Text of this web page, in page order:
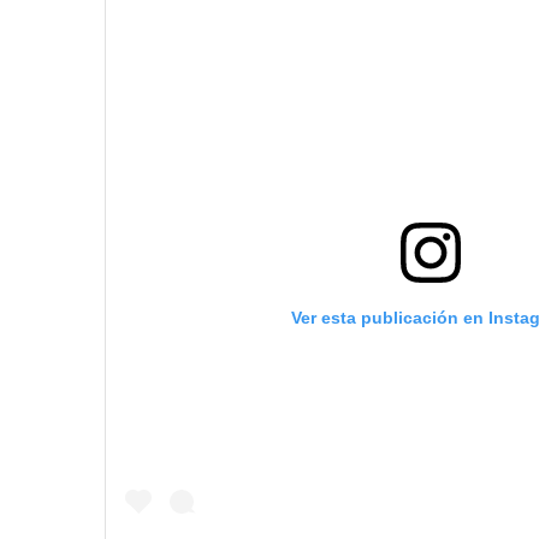
Ver esta publicación en